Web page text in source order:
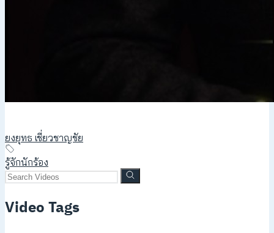
ยงยุทธ เชี่ยวชาญชัย
รู้จักนักร้อง
Video Tags